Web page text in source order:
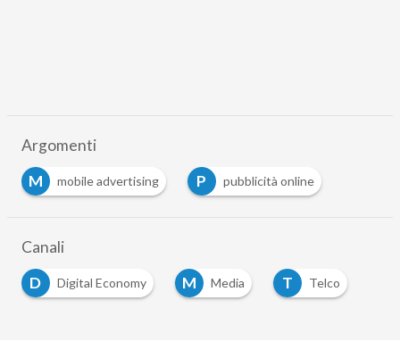
Argomenti
M
mobile advertising P pubblicità online
Canali
D
Digital Economy M Media T Telco